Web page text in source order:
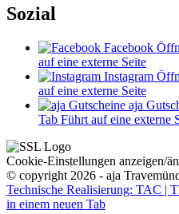
Sozial
Facebook
auf eine externe Seite
Instagram
auf eine externe Seite
aja
Tab Führt auf eine externe
Cookie-Einstellungen anzeigen/
© copyright 2026 - aja
Technische Realisierung: TAC |
in einem neuen Tab